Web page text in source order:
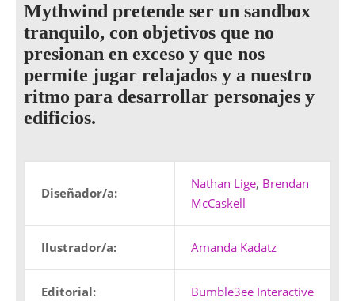
Mythwind pretende ser un sandbox
tranquilo, con objetivos que no
presionan en exceso y que nos
permite jugar relajados y a nuestro
ritmo para desarrollar personajes y
edificios.
Diseñador/a:
Nathan Lige, Brendan
McCaskell
Ilustrador/a: Amanda Kadatz
Editorial: Bumble3ee Interactive